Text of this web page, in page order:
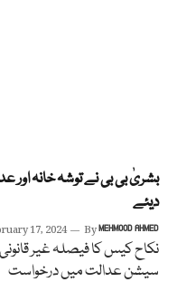
بشریٰ بی بی نے توشہ خانہ
دیئے
17, 2024 ByMEHMOOD AHMED
نکاح کیس کا فیصلہ غیر قانونی
سیشن عدالت میں درخواست